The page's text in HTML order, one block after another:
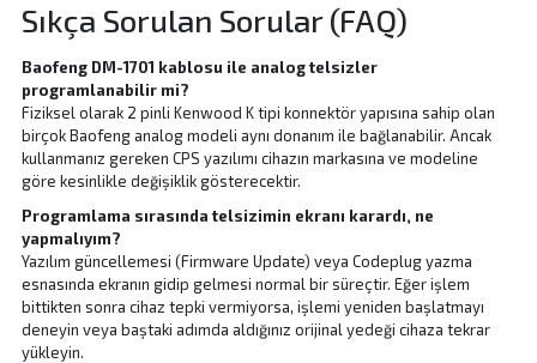
Sıkça Sorulan Sorular (FAQ)
Baofeng DM-1701 kablosu ile analog telsizler
programlanabilir mi?
Fiziksel olarak 2 pinli Kenwood K tipi konnektör yapısına sahip olan
birçok Baofeng analog modeli aynı donanım ile bağlanabilir. Ancak
kullanmanız gereken CPS yazılımı cihazın markasına ve modeline
göre kesinlikle değişiklik gösterecektir.
Programlama sırasında telsizimin ekranı karardı, ne
yapmalıyım?
Yazılım güncellemesi (Firmware Update) veya Codeplug yazma
esnasında ekranın gidip gelmesi normal bir süreçtir. Eğer işlem
bittikten sonra cihaz tepki vermiyorsa, işlemi yeniden başlatmayı
deneyin veya baştaki adımda aldığınız orijinal yedeği cihaza tekrar
yükleyin.